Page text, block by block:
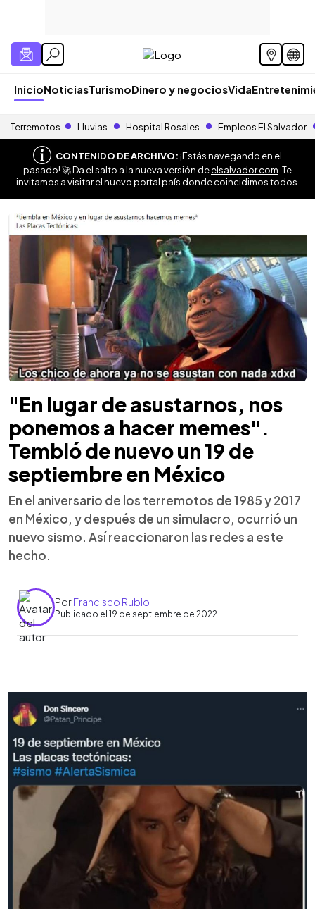
InicioNoticiasTurismoDinero y negociosVida
Terremotos Lluvias Hospital Rosales Empleos El Salvador
CONTENIDO DE ARCHIVO:¡Estás navegando en el
pasado! 🚀 Da el salto a la nueva versión deelsalvador.com . Te
invitamos a visitar el nuevo portal país donde coincidimos todos.
"En lugar de asustarnos, nos
ponemos a hacer memes".
Tembló de nuevo un 19 de
septiembre en México
En el aniversario de los terremotos de 1985 y 2017
en México, y después de un simulacro, ocurrió un
nuevo sismo. Así reaccionaron las redes a este
hecho.
PorFrancisco Rubio
Publicado el 19 de septiembre de 2022
►